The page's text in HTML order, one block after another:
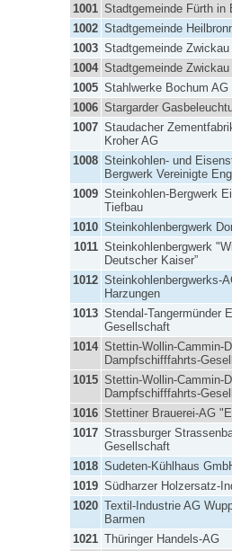
1001 Stadtgemeinde Fürth in
1002 Stadtgemeinde
1003 Stadtgemeinde Zwickau
1004 Stadtgemeinde Zwickau
1005 Stahlwerke Bochum AG
1006 Stargarder
1007 Staudacher
Kroher AG
1008 Steinkohlen- und
Bergwerk Vereinigte
1009 Steinkohlen-Bergwerk
Tiefbau
1010 Steinkohlenbergwerk
1011 Steinkohlenbergwerk
Deutscher Kaiser”
1012 Steinkohlenbergwerks-
Harzungen
1013 Stendal-Tangermünder
Gesellschaft
1014 Stettin-Wollin-Cammin-
Dampfschifffahrts-
1015 Stettin-Wollin-Cammin-
Dampfschifffahrts-
1016 Stettiner Brauerei-AG
1017 Strassburger
Gesellschaft
1018 Sudeten-Kühlhaus
1019 Südharzer Holzersatz-
1020 Textil-Industrie AG
Barmen
1021 Thüringer Handels-AG